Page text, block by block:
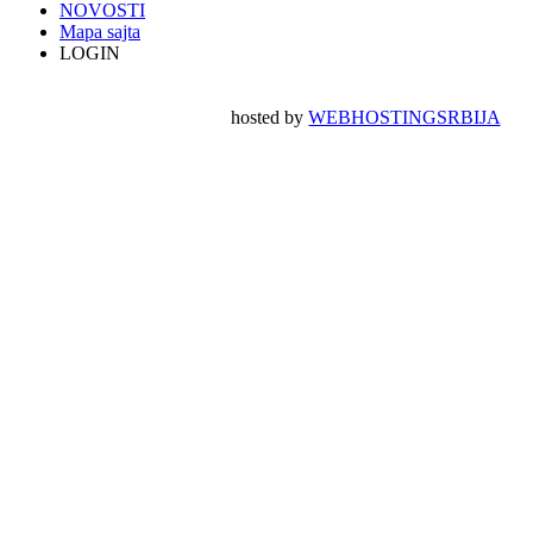
NOVOSTI
Mapa sajta
LOGIN
hosted byWEBHOSTINGSRBIJA